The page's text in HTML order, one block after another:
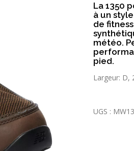
La 1350
à un
de
météo.
pied.
Largeur: D,
UGS :